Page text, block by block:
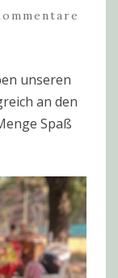
unseren
an den
Spaß